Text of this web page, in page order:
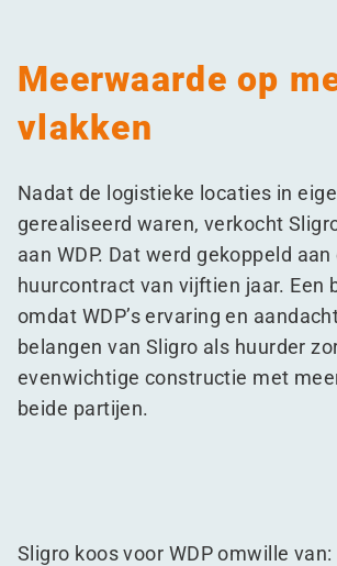
Meerwaarde op
vlakken
Nadat de logistieke locaties in
gerealiseerd waren, verkocht
aan WDP. Dat werd gekoppeld aan
huurcontract van vijftien jaar. Een
omdat WDP’s ervaring en
belangen van Sligro als huurder
evenwichtige constructie met
beide partijen.
Sligro koos voor WDP omwille van: